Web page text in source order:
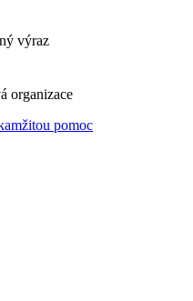
výraz
pomoc